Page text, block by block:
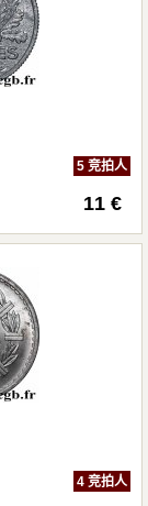
5 竞拍人
11 €
4 竞拍人